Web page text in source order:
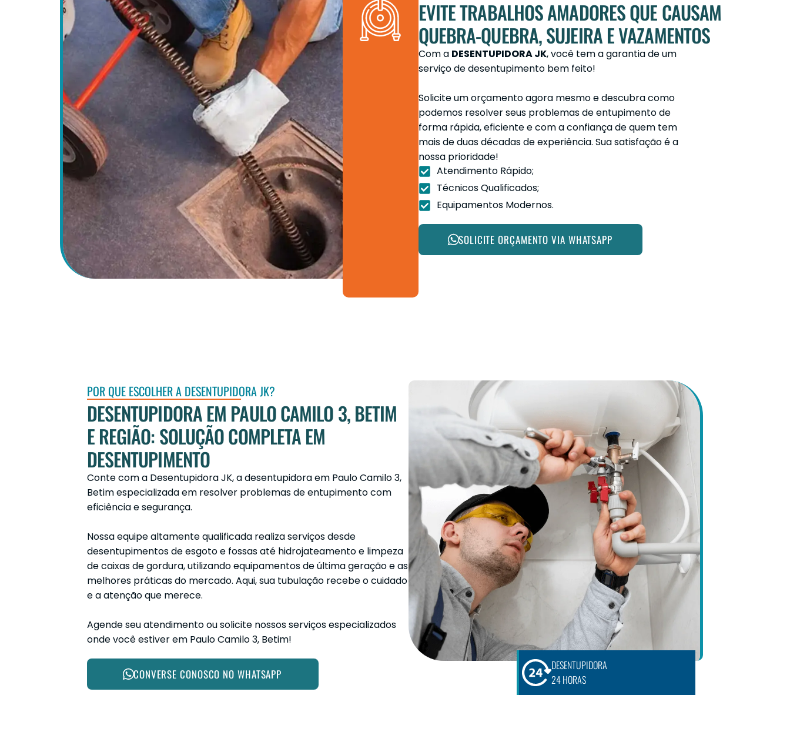
EVITE TRABALHOS AMADORES QUE CAUSAM
QUEBRA-QUEBRA, SUJEIRA E VAZAMENTOS
Com a DESENTUPIDORA JK, você tem a garantia de um
serviço de desentupimento bem feito!
Solicite um orçamento agora mesmo e descubra como
podemos resolver seus problemas de entupimento de
forma rápida, eficiente e com a confiança de quem tem
mais de duas décadas de experiência. Sua satisfação é a
nossa prioridade!
Atendimento Rápido;
Técnicos Qualificados;
Equipamentos Modernos.
SOLICITE ORÇAMENTO VIA WHATSAPP
POR QUE ESCOLHER A DESENTUPIDORA JK?
DESENTUPIDORA EM PAULO CAMILO 3, BETIM
E REGIÃO: SOLUÇÃO COMPLETA EM
DESENTUPIMENTO
Conte com a Desentupidora JK, a desentupidora em Paulo Camilo 3,
Betim especializada em resolver problemas de entupimento com
eficiência e segurança.
Nossa equipe altamente qualificada realiza serviços desde
desentupimentos de esgoto e fossas até hidrojateamento e limpeza
de caixas de gordura, utilizando equipamentos de última geração e as
melhores práticas do mercado. Aqui, sua tubulação recebe o cuidado
e a atenção que merece.
Agende seu atendimento ou solicite nossos serviços especializados
onde você estiver em Paulo Camilo 3, Betim!
CONVERSE CONOSCO NO WHATSAPP
DESENTUPIDORA
24 HORAS